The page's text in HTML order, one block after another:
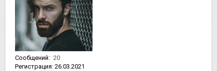
Сообщений: 20
Регистрация: 26.03.2021